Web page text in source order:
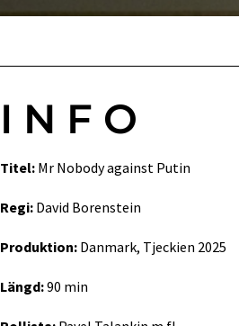
INFO
Titel: Mr Nobody against Putin
Regi: David Borenstein
Produktion: Danmark, Tjeckien 2025
Längd:90 min